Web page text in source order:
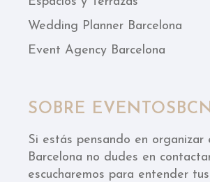
Wedding Planner Barcelona
Event Agency Barcelona
SOBRE
Si estás pensando en organizar
Barcelona no dudes en
escucharemos para entender